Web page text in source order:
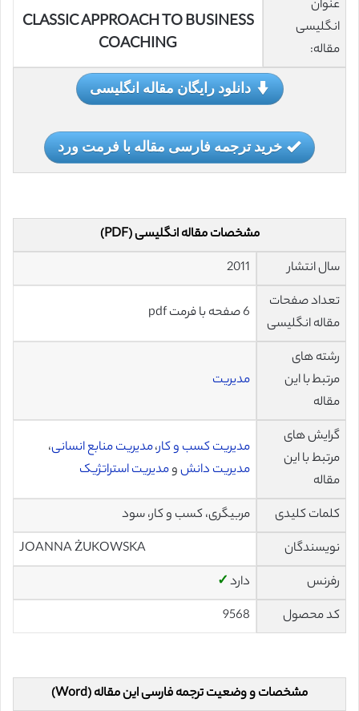
عنوان
انگلیسی
مقاله:
CLASSIC APPROACH TO BUSINESS
COACHING
دانلود رایگان مقاله انگلیسی
خرید ترجمه فارسی مقاله با فرمت ورد
مشخصات مقاله انگلیسی (PDF)
سال انتشار
2011
تعداد صفحات
مقاله انگلیسی
6 صفحه با فرمت pdf
رشته های
مرتبط با این
مقاله
مدیریت
گرایش های
مرتبط با این
مقاله
مدیریت کسب و کار،مدیریت منابع انسانی،
مدیریت دانشومدیریت استراتژیک
کلمات کلیدی
مربیگری، کسب و کار، سود
نویسندگان
JOANNA ŻUKOWSKA
رفرنس
دارد✓
کد محصول
9568
مشخصات و وضعیت ترجمه فارسی این مقاله (Word)